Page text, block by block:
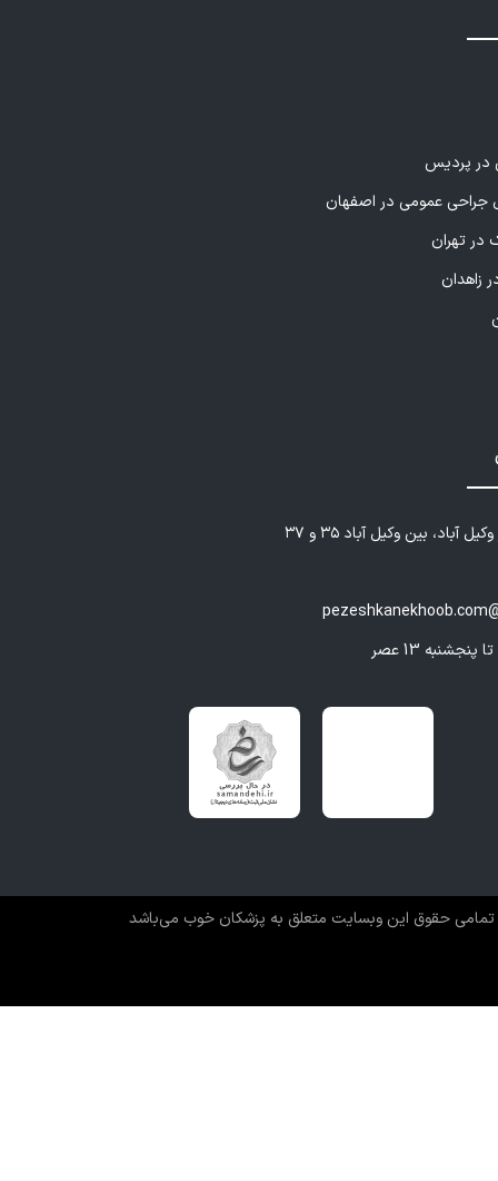
در پردیس
عمومی در اصفهان
در تهران
زاهدان
آباد، بین وکیل آباد ۳۵ و ۳۷
تمامی حقوق این وبسایت متعلق به پزشکان خوب می‌باشد